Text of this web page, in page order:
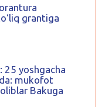
grantiga
25 yoshgacha
mukofot
Bakuga